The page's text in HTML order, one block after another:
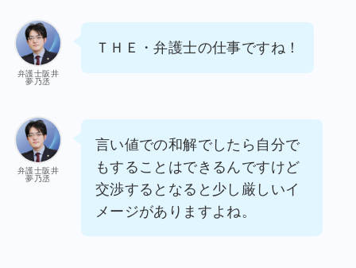
弁護士阪井
夢乃丞
ＴＨＥ・弁護士の仕事ですね！
弁護士阪井
夢乃丞
言い値での和解でしたら自分で
もすることはできるんですけど
交渉するとなると少し厳しいイ
メージがありますよね。